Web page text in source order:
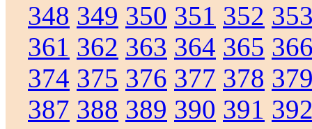
348 349 350 351 352
361 362 363 364 365
374 375 376 377 378
387 388 389 390 391